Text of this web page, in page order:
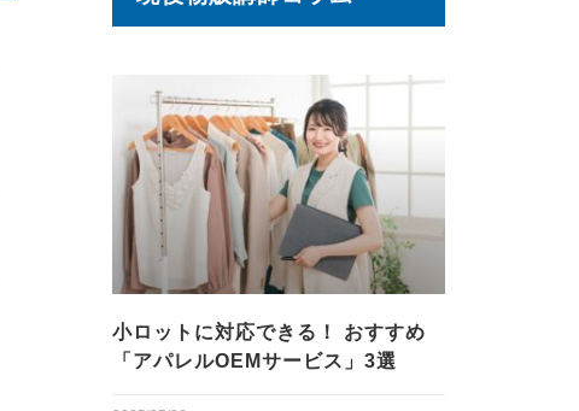
小ロットに対応できる！ おすすめ
「アパレルOEMサービス」3選